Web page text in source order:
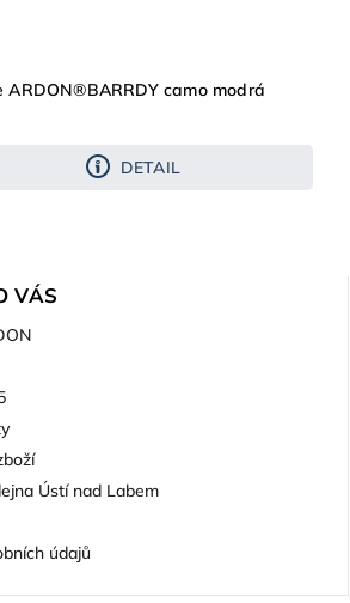
ARDON®BARRDY camo modrá
DETAIL
VÁS
Ústí nad Labem
údajů